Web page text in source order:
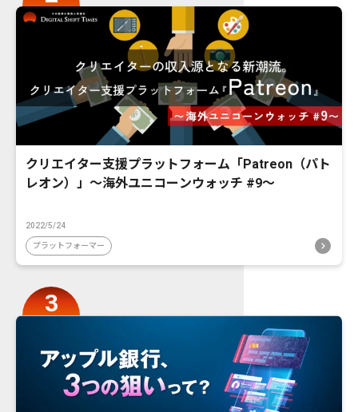
クリエイター支援プラットフォーム「Patreon（パト
レオン）」〜海外ユニコーンウォッチ #9〜
2022/5/24
プラットフォーマー